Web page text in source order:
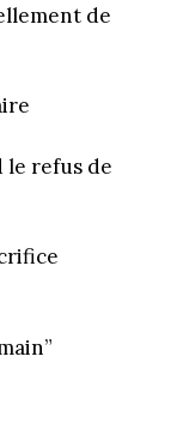
de
le refus de